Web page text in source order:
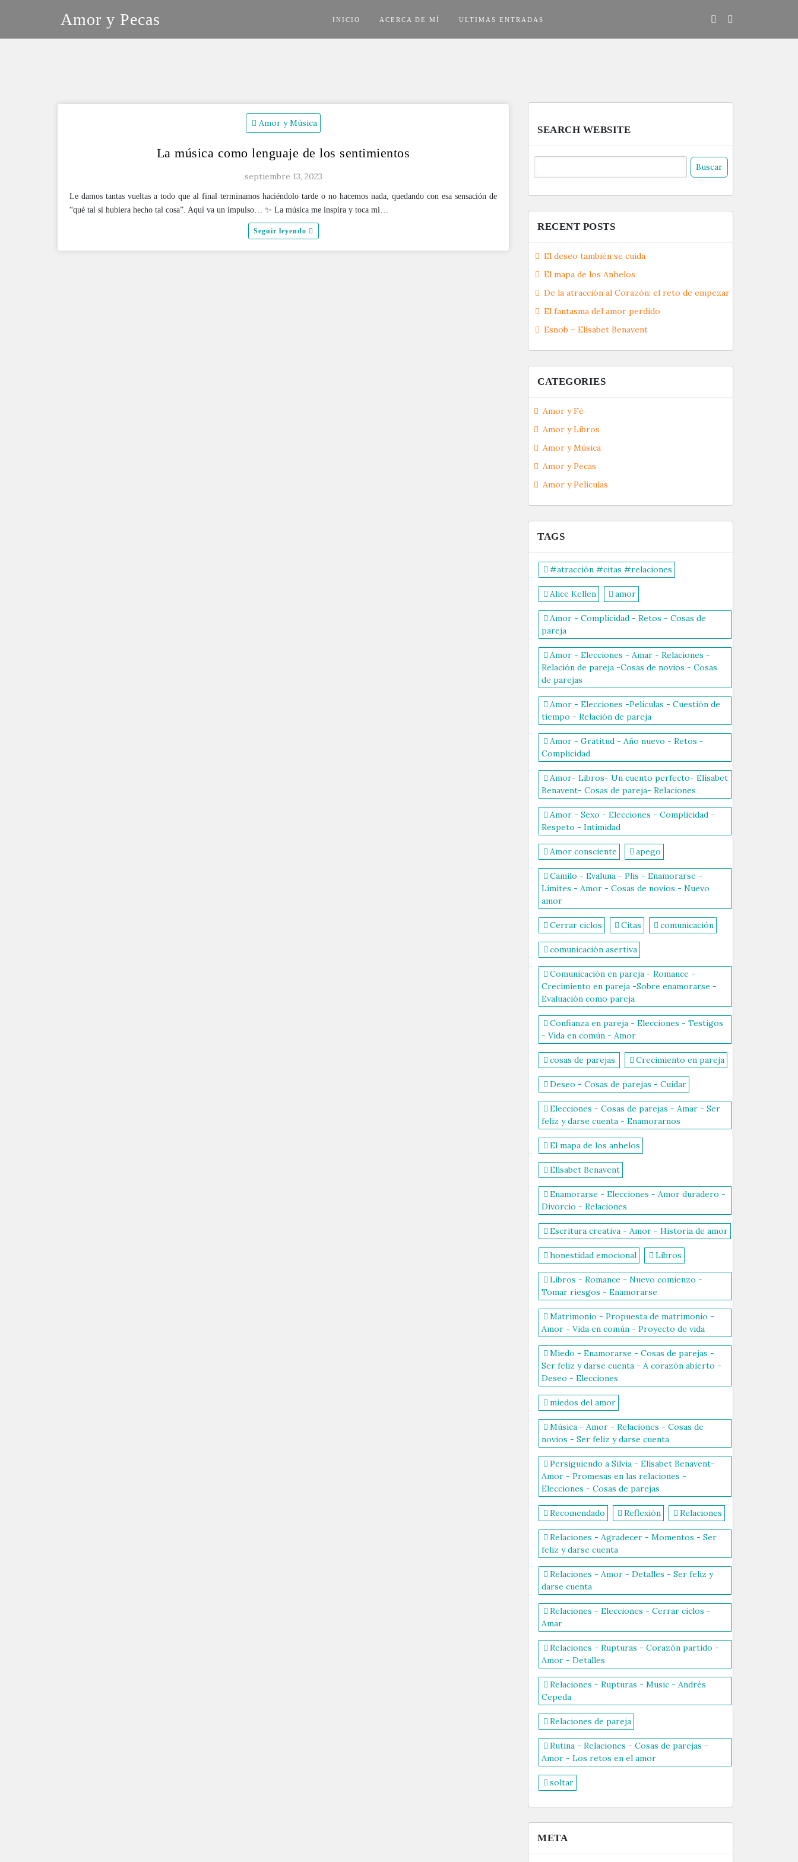
Amor y Pecas INICIO ACERCA DE MÍ ULTIMAS ENTRADAS
Amor y Música
La música como lenguaje de los sentimientos
septiembre 13, 2023
Le damos tantas vueltas a todo que al final terminamos haciéndolo tarde o no hacemos nada, quedando con esa sensación de
“qué tal si hubiera hecho tal cosa”. Aquí va un impulso… ✨ La música me inspira y toca mi…
Seguir leyendo
SEARCH WEBSITE
Buscar:
RECENT POSTS
El deseo también se cuida
El mapa de los Anhelos
De la atracción al Corazón: el reto de empezar
El fantasma del amor perdido
Esnob – Elísabet Benavent
CATEGORIES
Amor y Fé
Amor y Libros
Amor y Música
Amor y Pecas
Amor y Películas
TAGS
#atracción #citas #relaciones
Alice Kellen amor
Amor - Complicidad - Retos - Cosas de
pareja
Amor - Elecciones - Amar - Relaciones -
Relación de pareja -Cosas de novios - Cosas
de parejas
Amor - Elecciones -Películas - Cuestión de
tiempo - Relación de pareja
Amor - Gratitud - Año nuevo - Retos -
Complicidad
Amor- Libros- Un cuento perfecto- Elísabet
Benavent- Cosas de pareja- Relaciones
Amor - Sexo - Elecciones - Complicidad -
Respeto - Intimidad
Amor consciente apego
Camilo - Evaluna - Plis - Enamorarse -
Límites - Amor - Cosas de novios - Nuevo
amor
Cerrar ciclos Citas comunicación
comunicación asertiva
Comunicación en pareja - Romance -
Crecimiento en pareja -Sobre enamorarse -
Evaluación como pareja
Confianza en pareja - Elecciones - Testigos
- Vida en común - Amor
cosas de parejas. Crecimiento en pareja
Deseo - Cosas de parejas - Cuidar
Elecciones - Cosas de parejas - Amar - Ser
feliz y darse cuenta - Enamorarnos
El mapa de los anhelos
Elísabet Benavent
Enamorarse - Elecciones - Amor duradero -
Divorcio - Relaciones
Escritura creativa - Amor - Historia de amor
honestidad emocional Libros
Libros - Romance - Nuevo comienzo -
Tomar riesgos - Enamorarse
Matrimonio - Propuesta de matrimonio -
Amor - Vida en común - Proyecto de vida
Miedo - Enamorarse - Cosas de parejas -
Ser feliz y darse cuenta - A corazón abierto -
Deseo - Elecciones
miedos del amor
Música - Amor - Relaciones - Cosas de
novios - Ser feliz y darse cuenta
Persiguiendo a Silvia - Elísabet Benavent-
Amor - Promesas en las relaciones -
Elecciones - Cosas de parejas
Recomendado Reflexión Relaciones
Relaciones - Agradecer - Momentos - Ser
feliz y darse cuenta
Relaciones - Amor - Detalles - Ser feliz y
darse cuenta
Relaciones - Elecciones - Cerrar ciclos -
Amar
Relaciones - Rupturas - Corazón partido -
Amor - Detalles
Relaciones - Rupturas - Music - Andrés
Cepeda
Relaciones de pareja
Rutina - Relaciones - Cosas de parejas -
Amor - Los retos en el amor
soltar
META